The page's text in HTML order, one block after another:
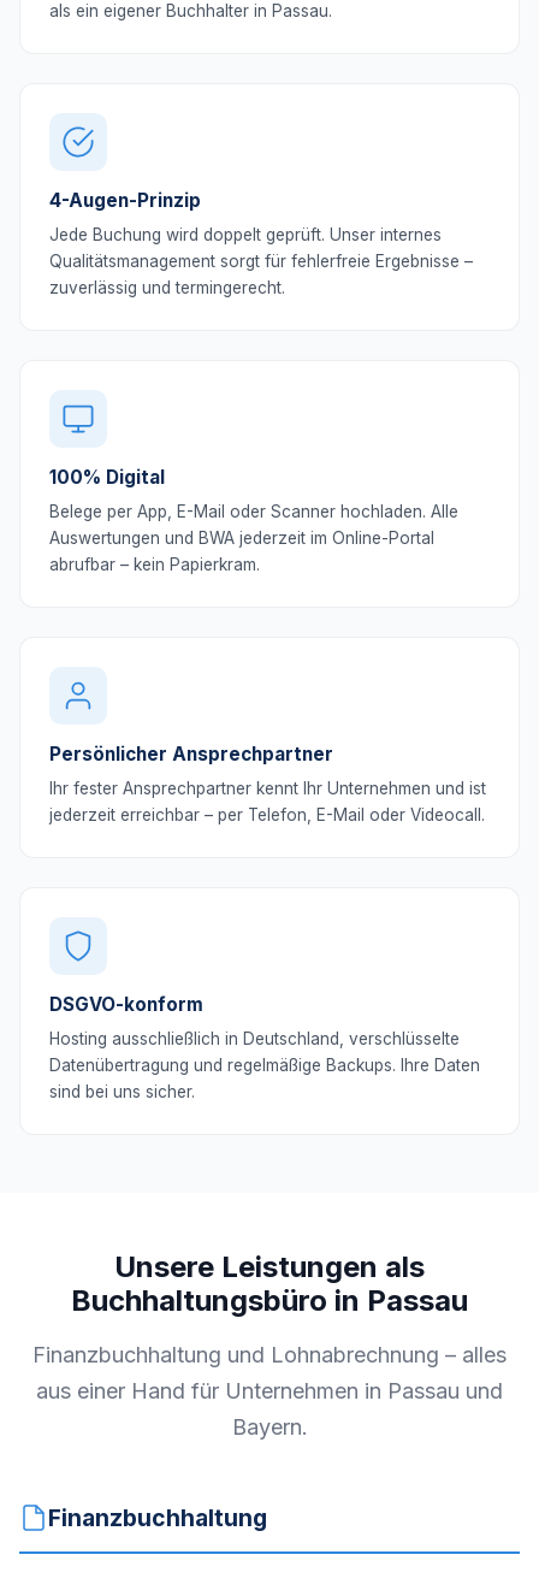
als ein eigener Buchhalter in Passau.
4-Augen-Prinzip
Jede Buchung wird doppelt geprüft. Unser internes
Qualitätsmanagement sorgt für fehlerfreie Ergebnisse –
zuverlässig und termingerecht.
100% Digital
Belege per App, E-Mail oder Scanner hochladen. Alle
Auswertungen und BWA jederzeit im Online-Portal
abrufbar – kein Papierkram.
Persönlicher Ansprechpartner
Ihr fester Ansprechpartner kennt Ihr Unternehmen und ist
jederzeit erreichbar – per Telefon, E-Mail oder Videocall.
DSGVO-konform
Hosting ausschließlich in Deutschland, verschlüsselte
Datenübertragung und regelmäßige Backups. Ihre Daten
sind bei uns sicher.
Unsere Leistungen als
Buchhaltungsbüro in Passau
Finanzbuchhaltung und Lohnabrechnung – alles
aus einer Hand für Unternehmen in Passau und
Bayern.
Finanzbuchhaltung